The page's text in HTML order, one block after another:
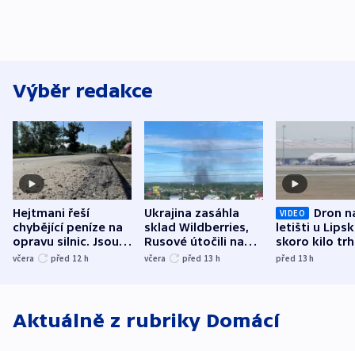
Výběr redakce
Hejtmani řeší
chybějící peníze na
opravu silnic. Jsou
nenárokové, namítá
včera před 12 h
Ukrajina zasáhla
sklad Wildberries,
Rusové útočili na
trh, hasiče či
včera před 13 h
VIDEO
Dron
letišti u
skoro kilo
indicie
před 13h
Aktuálně z rubriky Domácí